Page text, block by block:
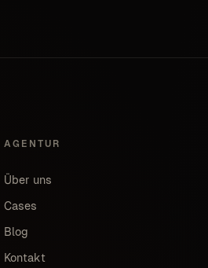
AGENTUR
Über uns
Cases
Blog
Kontakt